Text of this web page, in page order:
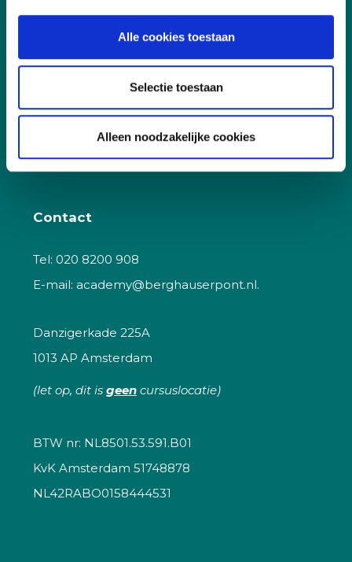
Alle cookies toestaan
Selectie toestaan
Alleen noodzakelijke cookies
Docent worden
Klachtenprocedure
Korting
Contact
Tel: 020 8200 908
E-mail: academy@berghauserpont.nl.
Danzigerkade 225A
1013 AP Amsterdam
(let op, dit is geen cursuslocatie)
BTW nr: NL8501.53.591.B01
KvK Amsterdam 51748878
NL42RABO0158444531